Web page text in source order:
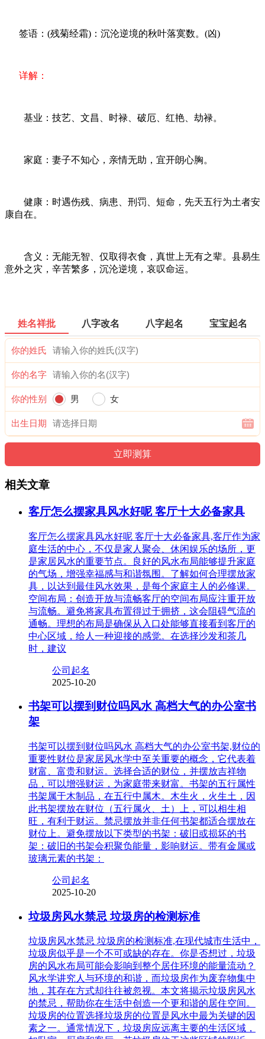
签语：(残菊经霜)：沉沦逆境的秋叶落寞数。(凶)
详解：
基业：技艺、文昌、时禄、破厄、红艳、劫禄。
家庭：妻子不知心，亲情无助，宜开朗心胸。
健康：时遇伤残、病患、刑罚、短命，先天五行为土者安
康自在。
含义：无能无智、仅取得衣食，真世上无有之辈。县易生
意外之灾，辛苦繁多，沉沦逆境，哀叹命运。
姓名祥批 八字改名 八字起名 宝宝起名
你的姓氏
你的名字
你的性别 男 女
出生日期
相关文章
客厅怎么摆家具风水好呢 客厅十大必备家具
客厅怎么摆家具风水好呢 客厅十大必备家具,客厅作为家
庭生活的中心，不仅是家人聚会、休闲娱乐的场所，更
是家居风水的重要节点。良好的风水布局能够提升家庭
的气场，增强幸福感与和谐氛围。了解如何合理摆放家
具，以达到最佳风水效果，是每个家庭主人的必修课。
空间布局：创造开放与流畅客厅的空间布局应注重开放
与流畅。避免将家具布置得过于拥挤，这会阻碍气流的
通畅。理想的布局是确保从入口处能够直接看到客厅的
中心区域，给人一种迎接的感觉。在选择沙发和茶几
时，建议
公司起名
2025-10-20
书架可以摆到财位吗风水 高档大气的办公室书
架
书架可以摆到财位吗风水 高档大气的办公室书架,财位的
重要性财位是家居风水学中至关重要的概念，它代表着
财富、富贵和财运。选择合适的财位，并摆放吉祥物
品，可以增强财运，为家庭带来财富。书架的五行属性
书架属于木制品，在五行中属木。木生火，火生土，因
此书架摆放在财位（五行属火、土）上，可以相生相
旺，有利于财运。禁忌摆放并非任何书架都适合摆放在
财位上。避免摆放以下类型的书架：破旧或损坏的书
架：破旧的书架会积聚负能量，影响财运。带有金属或
玻璃元素的书架：
公司起名
2025-10-20
垃圾房风水禁忌 垃圾房的检测标准
垃圾房风水禁忌 垃圾房的检测标准,在现代城市生活中，
垃圾房似乎是一个不可或缺的存在。你是否想过，垃圾
房的风水布局可能会影响到整个居住环境的能量流动？
风水学讲究人与环境的和谐，而垃圾房作为废弃物集中
地，其存在方式却往往被忽视。本文将揭示垃圾房风水
的禁忌，帮助你在生活中创造一个更和谐的居住空间。
垃圾房的位置选择垃圾房的位置是风水中最为关键的因
素之一。通常情况下，垃圾房应远离主要的生活区域，